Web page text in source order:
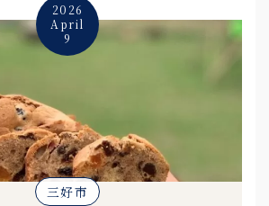
2026
April
9
三好市